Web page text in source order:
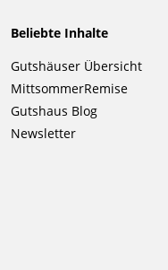
Beliebte Inhalte
Navigation
überspringen
Gutshäuser Übersicht
MittsommerRemise
Gutshaus Blog
Newsletter